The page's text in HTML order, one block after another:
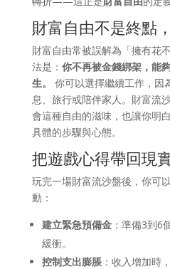
財富自由不是終點
財富自由常被誤解為「擁有花
法是： 你不再被金錢綁架，能
生。
你可以選擇繼續工作，因
息、旅行或陪伴家人。財富流
會這種自由的滋味，也讓你明
具體的步驟與心態。
把遊戲心得帶回現
玩完一場財富流沙盤後，你可
動：
建立緊急預備金：準備3到6
緩衝。
控制支出膨脹：收入增加時